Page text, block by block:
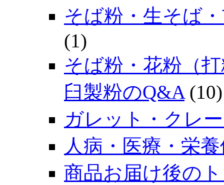
そば粉・生そば
(1)
そば粉・花粉（
臼製粉のQ&A (10)
ガレット・クレ
人病・医療・栄
商品お届け後の